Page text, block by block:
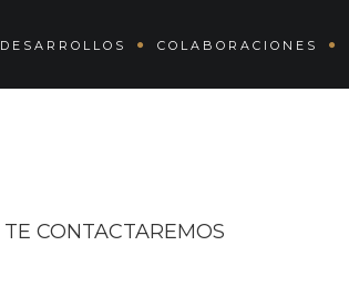
DESARROLLOS COLABORACIONES
CONTACTAREMOS